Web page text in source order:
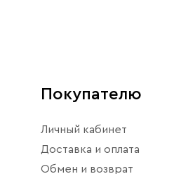
Покупателю
Личный кабинет
Доставка и оплата
Обмен и возврат